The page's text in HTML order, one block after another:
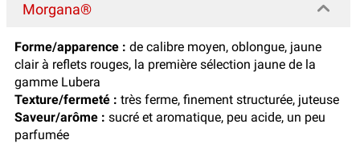
Morgana®
Forme/apparence : de calibre moyen, oblongue, jaune
clair à reflets rouges, la première sélection jaune de la
gamme Lubera
Texture/fermeté : très ferme, finement structurée, juteuse
Saveur/arôme : sucré et aromatique, peu acide, un peu
parfumée